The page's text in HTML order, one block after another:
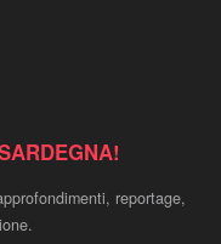
reportage,